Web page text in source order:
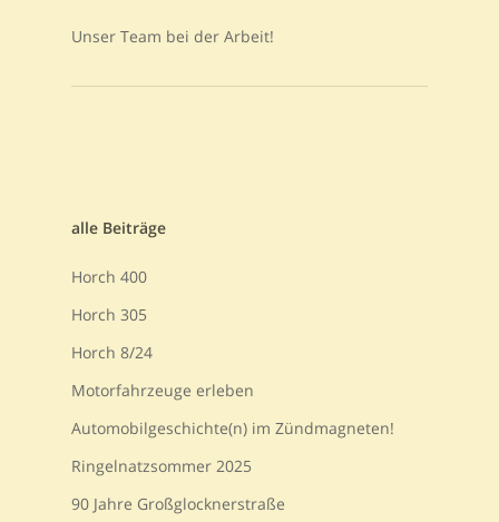
Unser Team bei der Arbeit!
alle Beiträge
Horch 400
Horch 305
Horch 8/24
Motorfahrzeuge erleben
Automobilgeschichte(n) im Zündmagneten!
Ringelnatzsommer 2025
90 Jahre Großglocknerstraße